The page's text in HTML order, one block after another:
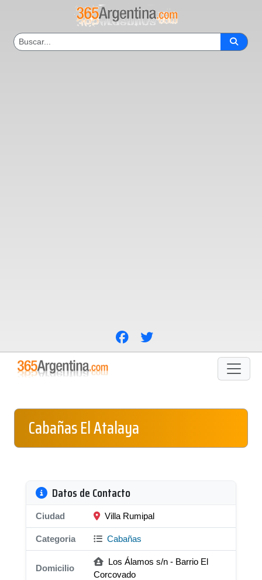
Cabañas El Atalaya
Datos de Contacto
Ciudad Villa Rumipal
Categoria Cabañas
Domicilio
Los Álamos s/n - Barrio El
Corcovado